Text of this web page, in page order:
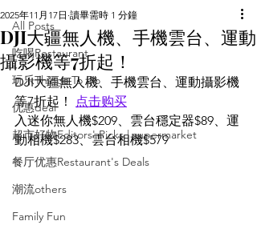
All Posts
吃喝Restaurant
玩乐Things To Do
优惠deal
超市好物Editors' Picks | supermarket
餐厅优惠Restaurant's Deals
潮流others
Family Fun
DJI大疆無人機、手機雲台、運動
攝影機等7折起！
2025年11月17日 讀畢需時 1 分鐘
DJI大疆無人機、手機雲台、運動攝影機
等7折起！
点击购买
入迷你無人機$209、雲台穩定器$89、運
動相機$283、雲台相機$579